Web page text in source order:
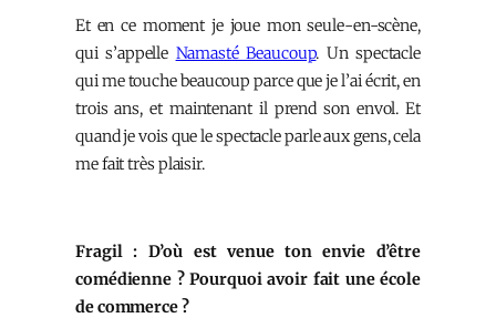
Et en ce moment je joue mon seule-en-scène,
qui s’appelle Namasté Beaucoup. Un spectacle
qui me touche beaucoup parce que je l’ai écrit, en
trois ans, et maintenant il prend son envol. Et
quand je vois que le spectacle parle aux gens, cela
me fait très plaisir.
Fragil : D’où est venue ton envie d’être
comédienne ? Pourquoi avoir fait une école
de commerce ?